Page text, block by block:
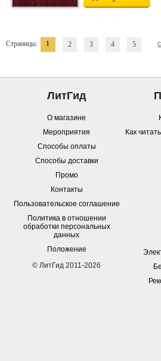
Страницы: 1 2 3 4 5
ЛитГид
О магазине
Мероприятия
Способы оплаты
Способы доставки
Промо
Контакты
Пользовательское соглашение
Политика в отношении
обработки персональных
данных
Положение
© ЛитГид 2011-2026
Как